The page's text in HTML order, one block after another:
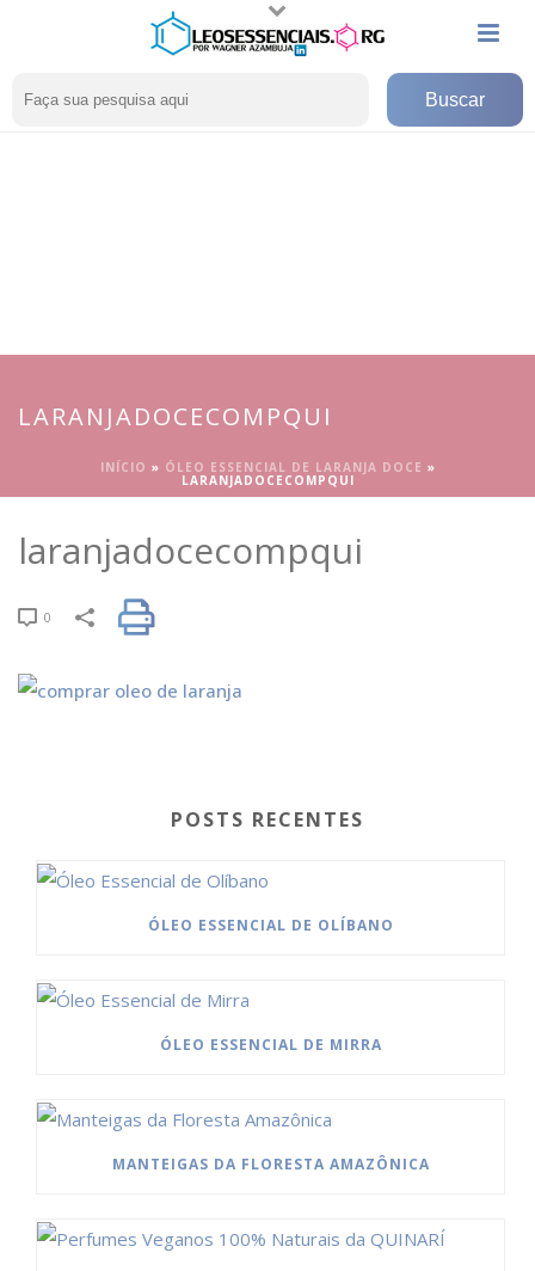
LARANJADOCECOMPQUI
INÍCIO » ÓLEO ESSENCIAL DE LARANJA DOCE »
LARANJADOCECOMPQUI
laranjadocecompqui
0
POSTS RECENTES
ÓLEO ESSENCIAL DE OLÍBANO
ÓLEO ESSENCIAL DE MIRRA
MANTEIGAS DA FLORESTA AMAZÔNICA